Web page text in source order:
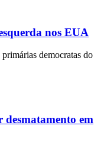
nos EUA
democratas do
em